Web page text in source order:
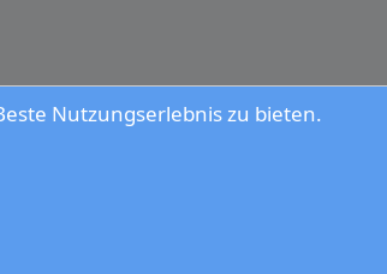
Nutzungserlebnis zu bieten.